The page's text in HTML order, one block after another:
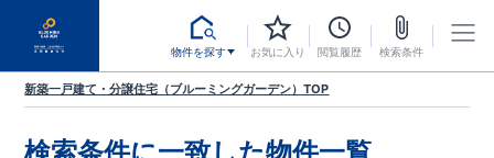
物件を探す お気に入り 閲覧履歴 検索条件
新築一戸建て・分譲住宅（ブルーミングガーデン）TOP